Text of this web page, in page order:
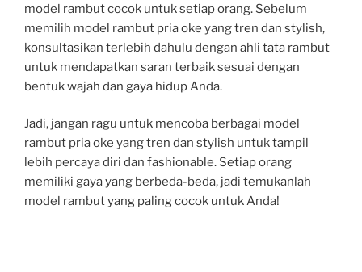
model rambut cocok untuk setiap orang. Sebelum
memilih model rambut pria oke yang tren dan stylish,
konsultasikan terlebih dahulu dengan ahli tata rambut
untuk mendapatkan saran terbaik sesuai dengan
bentuk wajah dan gaya hidup Anda.
Jadi, jangan ragu untuk mencoba berbagai model
rambut pria oke yang tren dan stylish untuk tampil
lebih percaya diri dan fashionable. Setiap orang
memiliki gaya yang berbeda-beda, jadi temukanlah
model rambut yang paling cocok untuk Anda!